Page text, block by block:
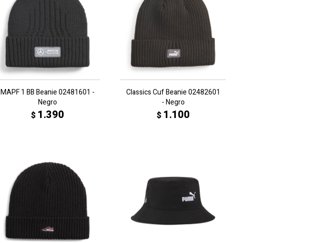
MAPF 1 BB Beanie 02481601 -
Negro
$ 1.390
Classics Cuf Beanie 02482601
- Negro
$ 1.100